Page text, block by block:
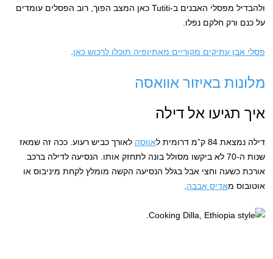
ולהבדיל מפסלי האבנים ב-Tutiti כאן המצב הפוך, רוב הפסלים עומדים
על כנם ורק חלקם נפלו.
פסלי אבן עתיקים מקוריים מאתיופיה תוכלו לרכוש כאן
מלונות באיזור אוואסה
איך תגיעו אל דילה
דילה נמצאת 84 ק”מ דרומית ל אווסה לאורך כביש רעוע. ככה זה שמאז
שנות ה-70 לא ביקשו מסולל בונה לתחזק אותו. הנסיעה לדילה ברכב
אורכת כשעה וחצי אבל בגלל הנסיעה הקשה מומלץ לקחת מיניבוס או
אוטובוס מאדיס אבבה